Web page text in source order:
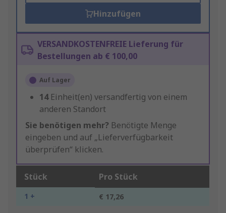
Hinzufügen
VERSANDKOSTENFREIE Lieferung für
Bestellungen ab € 100,00
Auf Lager
14 Einheit(en) versandfertig von einem
anderen Standort
Sie benötigen mehr? Benötigte Menge
eingeben und auf „Lieferverfügbarkeit
überprüfen“ klicken.
Stück Pro Stück
1 + € 17,26